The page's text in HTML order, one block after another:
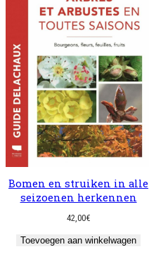
Bomen en struiken in alle
seizoenen herkennen
42,00€
Toevoegen aan winkelwagen